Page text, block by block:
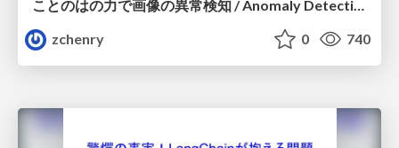
ことのはの力で画像の異常検知 / Anomaly Detection by Language
zchenry
0 740